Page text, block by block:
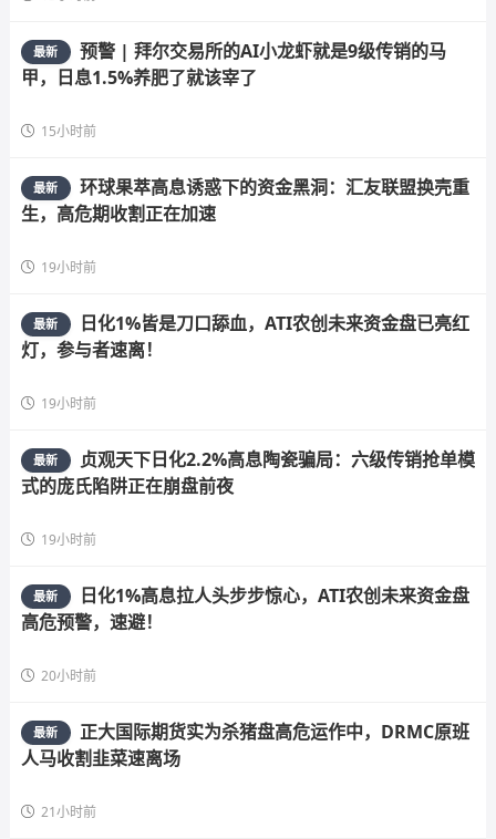
最新
预警 | 拜尔交易所的AI小龙虾就是9级传销的马
甲，日息1.5%养肥了就该宰了
15小时前
最新
环球果萃高息诱惑下的资金黑洞：汇友联盟换壳重
生，高危期收割正在加速
19小时前
最新
日化1%皆是刀口舔血，ATI农创未来资金盘已亮红
灯，参与者速离！
19小时前
最新
贞观天下日化2.2%高息陶瓷骗局：六级传销抢单模
式的庞氏陷阱正在崩盘前夜
19小时前
最新
日化1%高息拉人头步步惊心，ATI农创未来资金盘
高危预警，速避！
20小时前
最新
正大国际期货实为杀猪盘高危运作中，DRMC原班
人马收割韭菜速离场
21小时前